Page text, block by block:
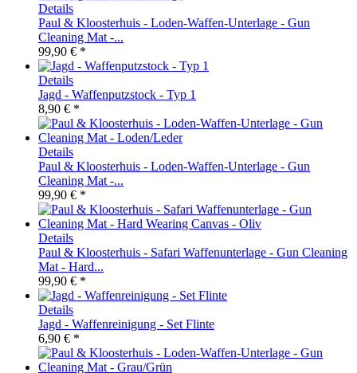
Details
Paul & Kloosterhuis - Loden-Waffen-Unterlage - Gun
Cleaning Mat -...
99,90 € *
Details
Jagd - Waffenputzstock - Typ 1
8,90 € *
Details
Paul & Kloosterhuis - Loden-Waffen-Unterlage - Gun
Cleaning Mat -...
99,90 € *
Details
Paul & Kloosterhuis - Safari Waffenunterlage - Gun Cleaning
Mat - Hard...
99,90 € *
Details
Jagd - Waffenreinigung - Set Flinte
6,90 € *